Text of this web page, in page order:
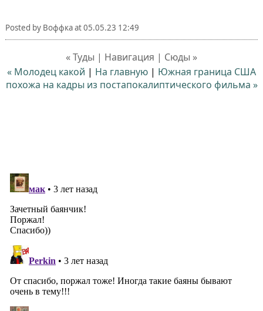
Posted by Воффкаat05.05.23 12:49
« Туды | Навигация | Сюды »
« Молодец какой | На главную | Южная граница США
похожа на кадры из постапокалиптического фильма »